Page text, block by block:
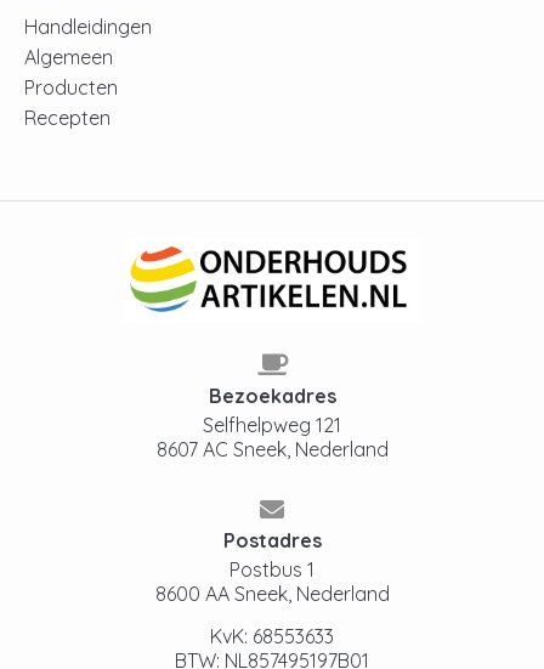
Handleidingen
Algemeen
Producten
Recepten
Bezoekadres
Selfhelpweg 121
8607 AC Sneek, Nederland
Postadres
Postbus 1
8600 AA Sneek, Nederland
KvK: 68553633
BTW: NL857495197B01